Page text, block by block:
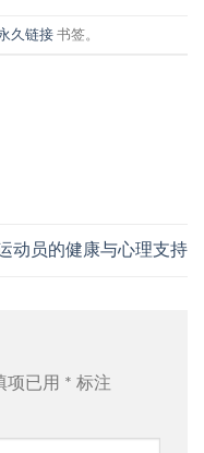
久链接 书签。
动员的健康与心理支持
项已用 * 标注